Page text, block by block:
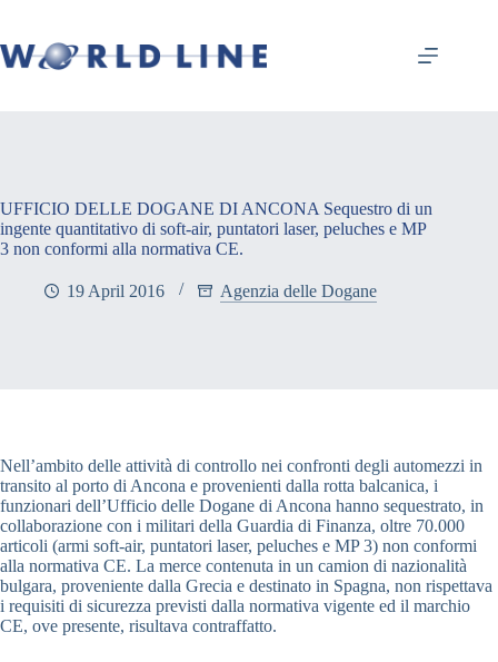
UFFICIO DELLE DOGANE DI ANCONA Sequestro di un
ingente quantitativo di soft-air, puntatori laser, peluches e MP
3 non conformi alla normativa CE.
19 April 2016 Agenzia delle Dogane
Nell’ambito delle attività di controllo nei confronti degli automezzi in
transito al porto di Ancona e provenienti dalla rotta balcanica, i
funzionari dell’Ufficio delle Dogane di Ancona hanno sequestrato, in
collaborazione con i militari della Guardia di Finanza, oltre 70.000
articoli (armi soft-air, puntatori laser, peluches e MP 3) non conformi
alla normativa CE. La merce contenuta in un camion di nazionalità
bulgara, proveniente dalla Grecia e destinato in Spagna, non rispettava
i requisiti di sicurezza previsti dalla normativa vigente ed il marchio
CE, ove presente, risultava contraffatto.